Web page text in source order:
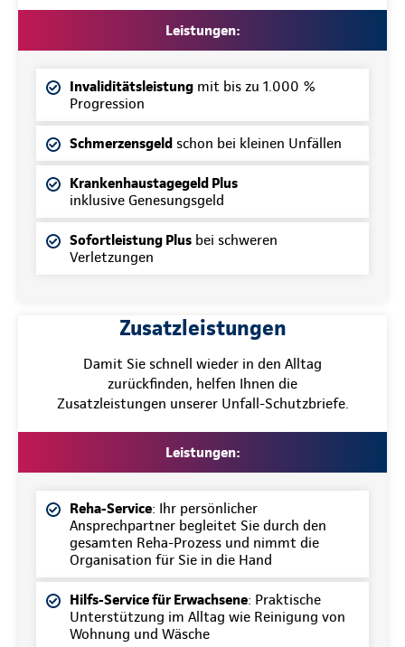
Leistungen:
Invaliditätsleistung mit bis zu 1.000 %
Progression
Schmerzensgeld schon bei kleinen Unfällen
Krankenhaustagegeld Plus
inklusive Genesungsgeld
Sofortleistung Plus bei schweren
Verletzungen
Zusatzleistungen
Damit Sie schnell wieder in den Alltag
zurückfinden, helfen Ihnen die
Zusatzleistungen unserer Unfall-Schutzbriefe.
Leistungen:
Reha-Service: Ihr persönlicher
Ansprechpartner begleitet Sie durch den
gesamten Reha-Prozess und nimmt die
Organisation für Sie in die Hand
Hilfs-Service für Erwachsene: Praktische
Unterstützung im Alltag wie Reinigung von
Wohnung und Wäsche